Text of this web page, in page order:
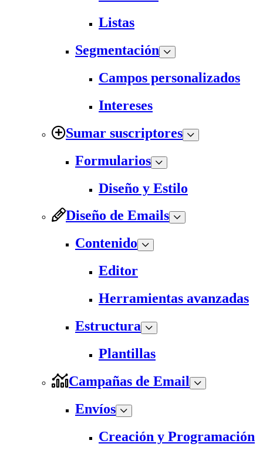
Listas
Segmentación
Campos personalizados
Intereses
Sumar suscriptores
Formularios
Diseño y Estilo
Diseño de Emails
Contenido
Editor
Herramientas avanzadas
Estructura
Plantillas
Campañas de Email
Envíos
Creación y Programación